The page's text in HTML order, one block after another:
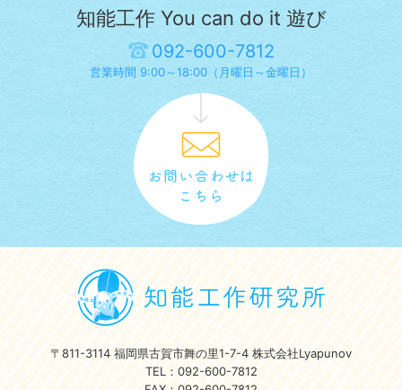
知能工作 You can do it 遊び
092-600-7812
営業時間 9:00～18:00（月曜日～金曜日）
〒811-3114 福岡県古賀市舞の里1-7-4 株式会社Lyapunov
TEL：092-600-7812